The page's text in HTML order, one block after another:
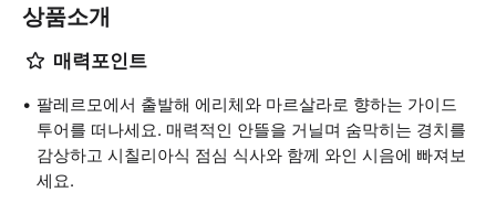
상품소개
매력포인트
팔레르모에서 출발해 에리체와 마르살라로 향하는 가이드
투어를 떠나세요. 매력적인 안뜰을 거닐며 숨막히는 경치를
감상하고 시칠리아식 점심 식사와 함께 와인 시음에 빠져보
세요.